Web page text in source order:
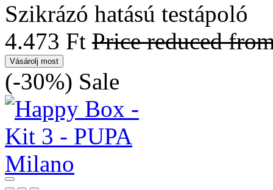
Szikrázó hatású testápoló
4.473 Ft Price reduced
Vásárolj most
(-30%) Sale